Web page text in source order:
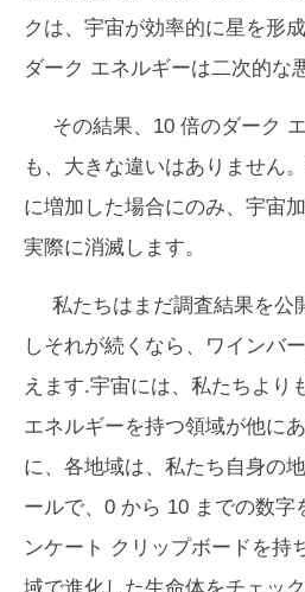
クは、宇宙が効率的に星を形
ダーク エネルギーは二次的な
その結果、10 倍のダーク
も、大きな違いはありません
に増加した場合にのみ、宇宙
実際に消滅します。
私たちはまだ調査結果を公
しそれが続くなら、ワインバ
えます.宇宙には、私たちより
エネルギーを持つ領域が他に
に、各地域は、私たち自身の
ールで、0 から 10 までの数字
ンケート クリップボードを持